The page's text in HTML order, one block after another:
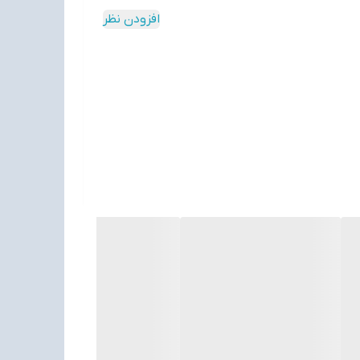
افزودن نظر